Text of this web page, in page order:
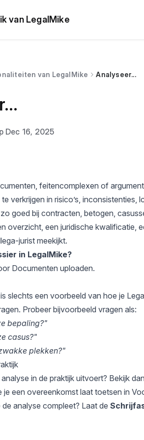
van LegalMike
van LegalMike Analyseer...
Dec 16, 2025
feitencomplexen of
verkrijgen in risico’s,
goed bij contracten, betogen,
overzicht, een juridische kwalificatie,
jurist meekijkt.
in LegalMike?
Documenten uploaden.
slechts een voorbeeld van hoe je
Probeer bijvoorbeeld vragen als:
bepaling?"
casus?"
plekken?"
in de praktijk uitvoert? Bekijk
je een overeenkomst laat toetsen in
de analyse compleet? Laat de